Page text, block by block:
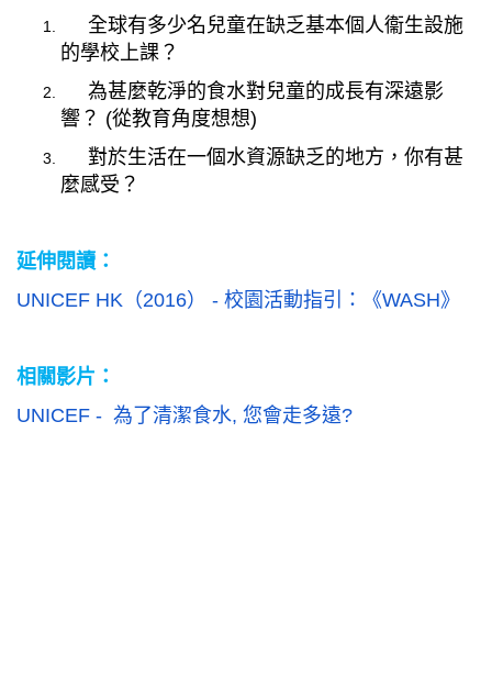
全球有多少名兒童在缺乏基本個人衞生設施
的學校上課？
為甚麼乾淨的食水對兒童的成長有深遠影
響？ (從教育角度想想)
對於生活在一個水資源缺乏的地方，你有甚
麼感受？
延伸閱讀：
UNICEF HK （2016） - 校園活動指引 ： 《WASH》
相關影片：
UNICEF - 為了清潔食水, 您會走多遠?